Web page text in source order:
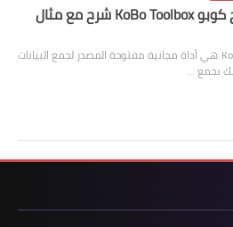
ما هو برنامج كوبو KoBo Toolbox شرح مع مثال
ما هو KoBo Toolbox ؟ KoBo Toolbox هي أداة مجانية مفتوحة المصدر لجمع البيانات
بجمع …